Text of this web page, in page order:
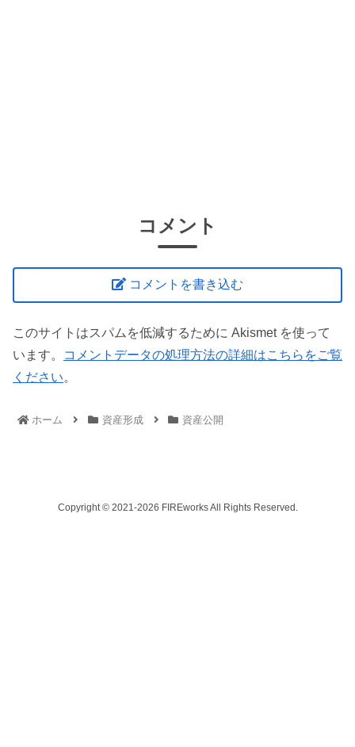
コメント
コメントを書き込む
このサイトはスパムを低減するために Akismet を使って
います。
コメントデータの処理方法の詳細はこちらをご覧
ください。
ホーム 資産形成 資産公開
Copyright © 2021-2026 FIREworks All Rights Reserved.